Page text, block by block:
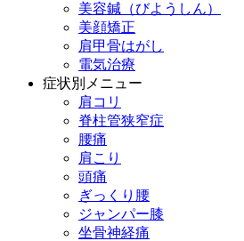
美容鍼（びようしん）
美顔矯正
肩甲骨はがし
電気治療
症状別メニュー
肩コリ
脊柱管狭窄症
腰痛
肩こり
頭痛
ぎっくり腰
ジャンパー膝
坐骨神経痛